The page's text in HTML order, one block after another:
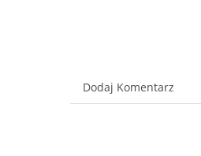
Dodaj Komentarz